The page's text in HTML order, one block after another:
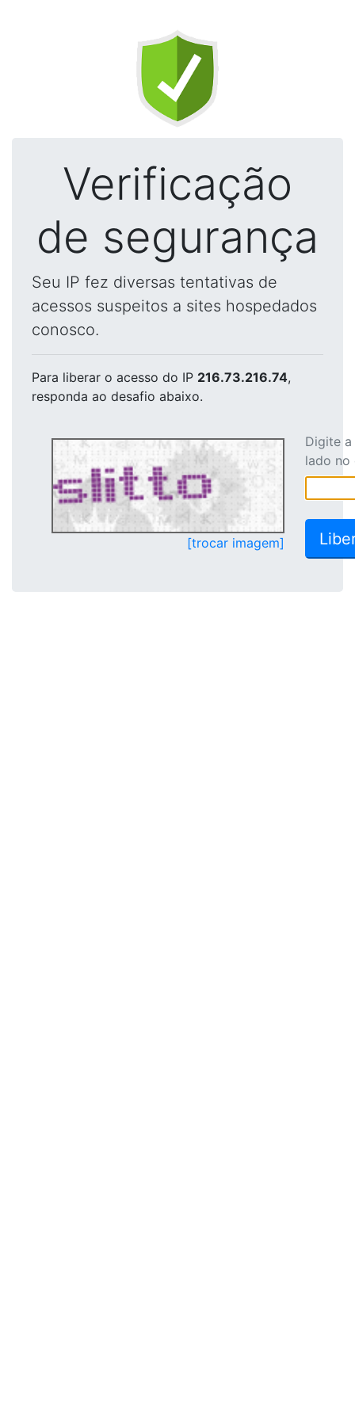
Verificação
de segurança
Seu IP fez diversas tentativas de
acessos suspeitos a sites hospedados
conosco.
Para liberar o acesso do IP 216.73.216.74,
responda ao desafio abaixo.
[trocar imagem]
Digite
lado no